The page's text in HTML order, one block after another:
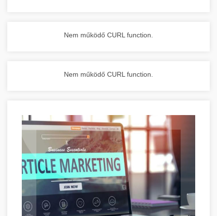
Nem működő CURL function.
Nem működő CURL function.